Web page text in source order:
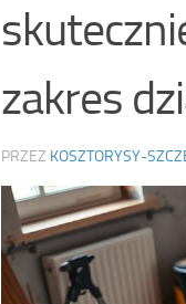
zakres
PRZEZ KOSZTORYSY-